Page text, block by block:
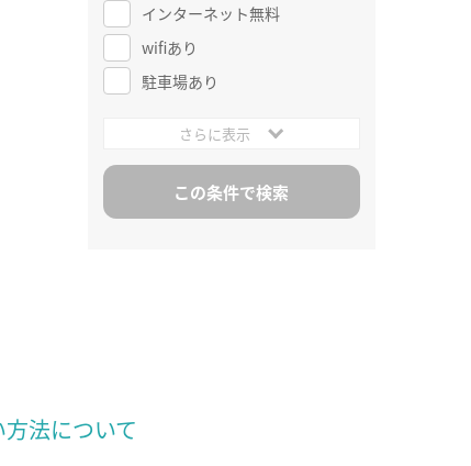
インターネット無料
wifiあり
駐車場あり
さらに表示
法について